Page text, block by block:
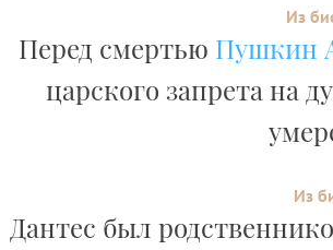
Из
Перед смертью Пушкин
царского запрета на
Из
Дантес был